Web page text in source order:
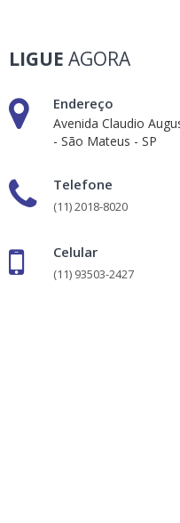
LIGUE AGORA
Endereço
Avenida Claudio
- São Mateus - SP
Telefone
(11) 2018-8020
Celular
(11) 93503-2427